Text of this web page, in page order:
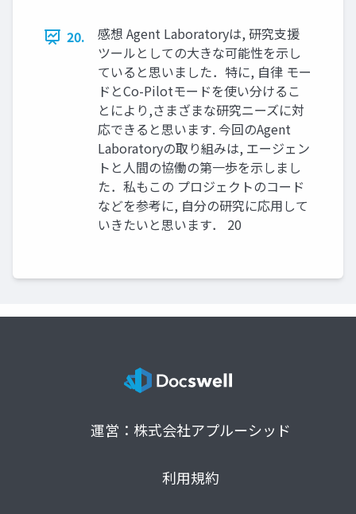
20.
感想 Agent Laboratoryは, 研究支援
ツールとしての大きな可能性を示し
ていると思いました．特に, 自律 モー
ドとCo-Pilotモードを使い分けるこ
とにより,さまざまな研究ニーズに対
応できると思います. 今回のAgent
Laboratoryの取り組みは, エージェン
トと人間の協働の第一歩を示しまし
た．私もこの プロジェクトのコード
などを参考に, 自分の研究に応用して
いきたいと思います． 20
運営：株式会社アプルーシッド
利用規約